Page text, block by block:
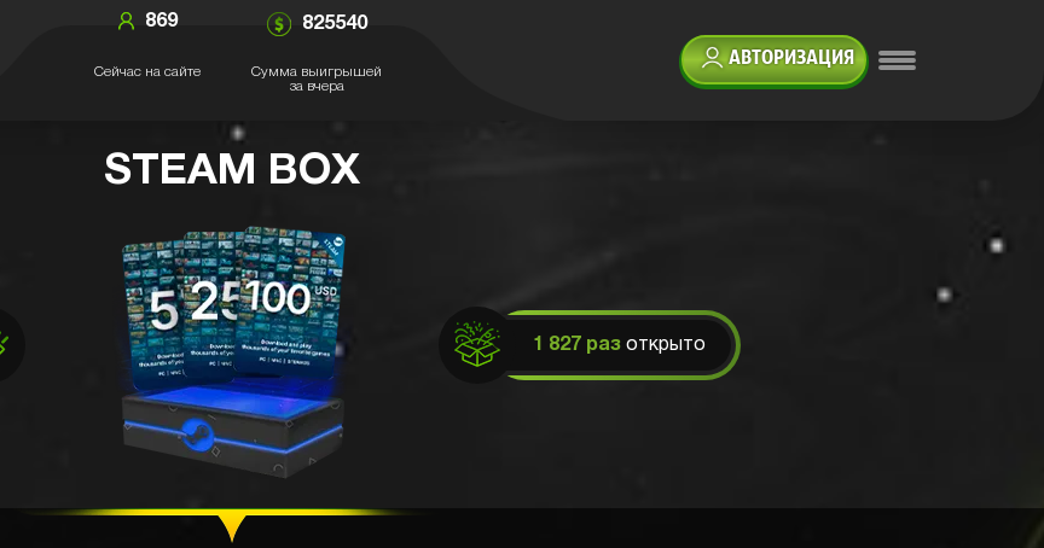
869
Сейчас на сайте
825540
Сумма выигрышей
за вчера
АВТОРИЗАЦИЯ
STEAM BOX
1 827 раз открыто